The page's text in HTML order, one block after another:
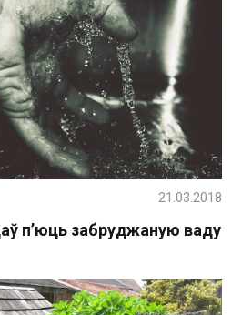
п’юць забруджаную ваду
21.03.2018